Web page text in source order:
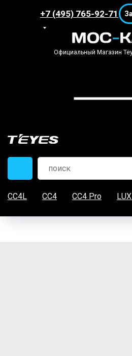
Официальный Магазин
+7 (495) 765-92-71
CC4L CC4 CC4 Pro